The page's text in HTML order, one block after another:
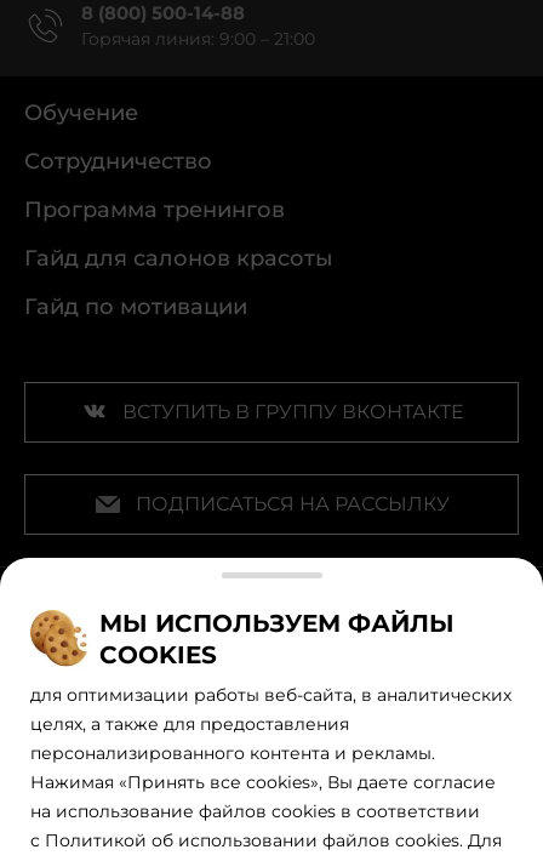
8 (800) 500-14-88
Горячая линия: 9:00 – 21:00
Обучение
Сотрудничество
Программа тренингов
Гайд для салонов красоты
Гайд по мотивации
ВСТУПИТЬ В ГРУППУ ВКОНТАКТЕ
ПОДПИСАТЬСЯ НА РАССЫЛКУ
Наши официальные партнеры
МЫ ИСПОЛЬЗУЕМ ФАЙЛЫ
COOKIES
для оптимизации работы веб-сайта, в аналитических
целях, а также для предоставления
персонализированного контента и рекламы.
Нажимая «Принять все cookies», Вы даете согласие
на использование файлов cookies в соответствии
с Политикой об использовании файлов cookies. Для